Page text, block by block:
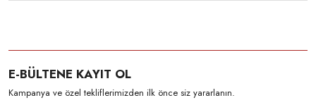
E-BÜLTENE KAYIT OL
Kampanya ve özel tekliflerimizden ilk önce siz yararlanın.